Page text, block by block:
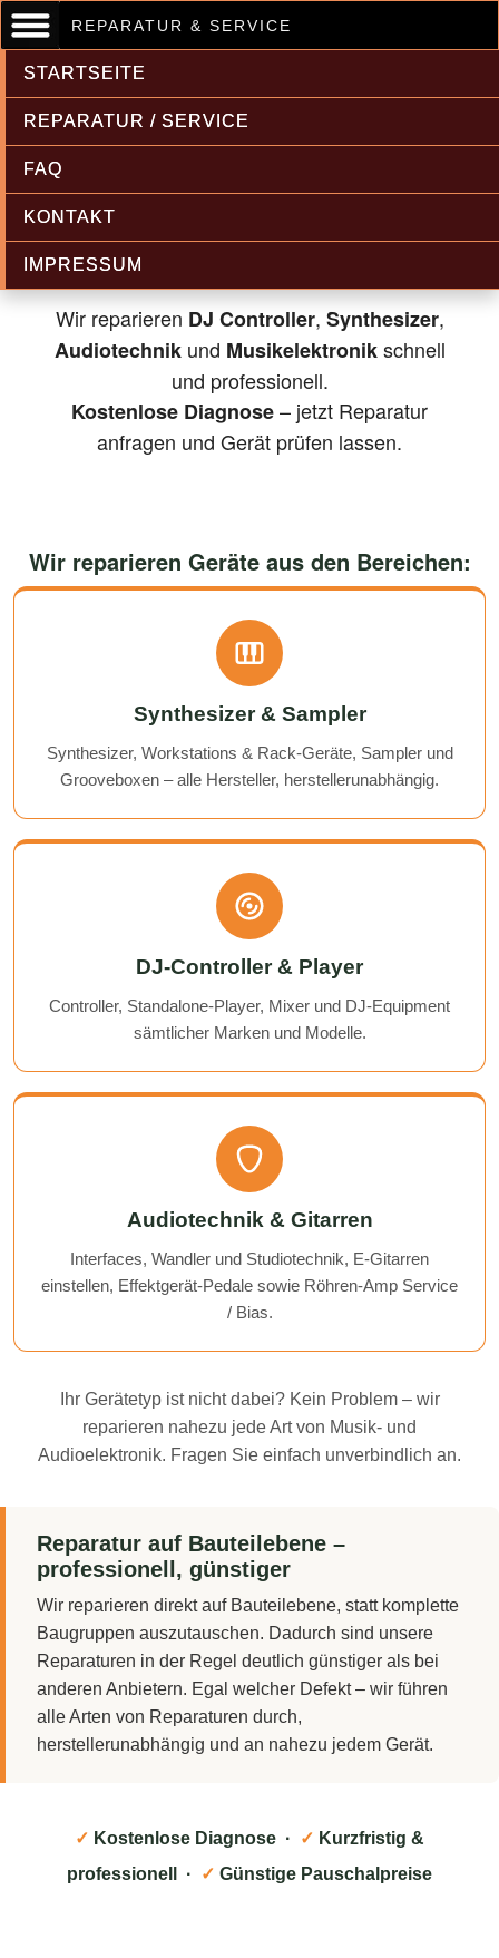
REPARATUR & SERVICE
STARTSEITE
REPARATUR / SERVICE
FAQ
KONTAKT
IMPRESSUM
Musikelektronik & Audiotechnik
Reparatur
Wir reparieren DJ Controller, Synthesizer,
Audiotechnikund Musikelektronikschnell
und professionell.
Kostenlose Diagnose– jetzt Reparatur
anfragen und Gerät prüfen lassen.
Wir reparieren Geräte aus den Bereichen:
Synthesizer & Sampler
Synthesizer, Workstations & Rack-Geräte, Sampler und
Grooveboxen – alle Hersteller, herstellerunabhängig.
DJ-Controller & Player
Controller, Standalone-Player, Mixer und DJ-Equipment
sämtlicher Marken und Modelle.
Audiotechnik & Gitarren
Interfaces, Wandler und Studiotechnik, E-Gitarren
einstellen, Effektgerät-Pedale sowie Röhren-Amp Service
/ Bias.
Ihr Gerätetyp ist nicht dabei? Kein Problem – wir
reparieren nahezu jede Art von Musik- und
Audioelektronik. Fragen Sie einfach unverbindlich an.
Reparatur auf Bauteilebene –
professionell, günstiger
Wir reparieren direkt auf Bauteilebene, statt komplette
Baugruppen auszutauschen. Dadurch sind unsere
Reparaturen in der Regel deutlich günstiger als bei
anderen Anbietern. Egal welcher Defekt – wir führen
alle Arten von Reparaturen durch,
herstellerunabhängig und an nahezu jedem Gerät.
✓ Kostenlose Diagnose · ✓ Kurzfristig &
professionell ·
✓ Günstige Pauschalpreise